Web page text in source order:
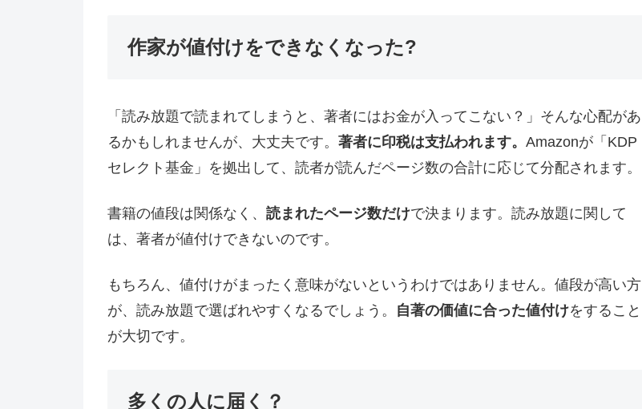
作家が値付けをできなくなった?
「読み放題で読まれてしまうと、著者にはお金が入ってこない？」そんな心配があ
るかもしれませんが、大丈夫です。 著者に印税は支払われます。 Amazonが「KDP
セレクト基金」を拠出して、読者が読んだページ数の合計に応じて分配されます。
書籍の値段は関係なく、 読まれたページ数だけで決まります。読み放題に関して
は、著者が値付けできないのです。
もちろん、値付けがまったく意味がないというわけではありません。値段が高い方
が、読み放題で選ばれやすくなるでしょう。 自著の価値に合った値付けをすること
が大切です。
多くの人に届く？